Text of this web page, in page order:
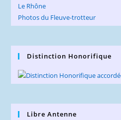
Le Rhône
Photos du Fleuve-trotteur
Distinction Honorifique
Libre Antenne